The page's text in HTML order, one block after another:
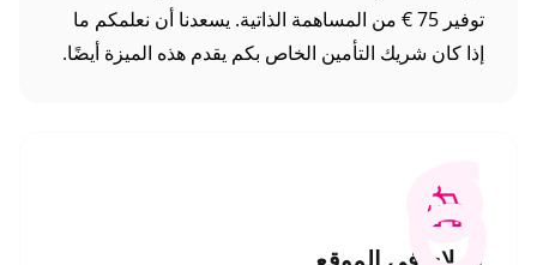
توفير 75 € من المساهمة الذاتية. يسعدنا أن نعلمكم ما
إذا كان شريك التأمين الخاص بكم يقدم هذه الميزة أيضًا.
6